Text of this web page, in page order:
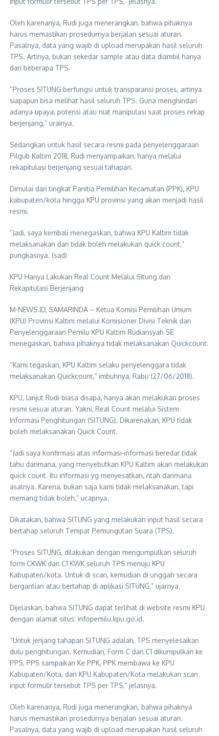
Oleh karenanya, Rudi juga menerangkan, bahwa pihaknya
harus memastikan prosedurnya berjalan sesuai aturan.
Pasalnya, data yang wajib di upload merupakan hasil seluruh
TPS. Artinya, bukan sekedar sample atau data diambil hanya
dari beberapa TPS.
“Proses SITUNG berfungsi untuk transparansi proses, artinya
siapapun bisa melihat hasil seluruh TPS. Guna menghindari
adanya upaya, potensi atau niat manipulasi saat proses rekap
berjenjang,” urainya.
Sedangkan untuk hasil secara resmi pada penyelenggaraan
Pilgub Kaltim 2018, Rudi menyampaikan, hanya melalui
rekapitulasi berjenjang sesuai tahapan.
Dimulai dari tingkat Panitia Pemilihan Kecamatan (PPK), KPU
kabupaten/kota hingga KPU provinsi yang akan menjadi hasil
resmi.
“Jadi, saya kembali menegaskan, bahwa KPU Kaltim tidak
melaksanakan dan tidak boleh melakukan quick count,”
pungkasnya. (sad)
KPU Hanya Lakukan Real Count Melalui Situng dan
Rekapitulasi Berjenjang
M-NEWS.ID, SAMARINDA – Ketua Komisi Pemilihan Umum
(KPU) Provinsi Kaltim melalui Komisioner Divisi Teknik dan
Penyelenggaraan Pemilu KPU Kaltim Rudiansyah SE
menegaskan, bahwa pihaknya tidak melaksanakan Quickcount.
“Kami tegaskan, KPU Kaltim selaku penyelenggara tidak
melaksanakan Quickcount,” imbuhnya, Rabu (27/06/2018).
KPU, lanjut Rudi-biasa disapa, hanya akan melakukan proses
resmi sesuai aturan. Yakni, Real Count melalui Sistem
Informasi Penghitungan (SITUNG). Dikarenakan, KPU tidak
boleh melaksanakan Quick Count.
“Jadi saya konfirmasi atas informasi-informasi beredar tidak
tahu darimana, yang menyebutkan KPU Kaltim akan melakukan
quick count. Itu informasi yg menyesatkan, ntah darimana
asalnya. Karena, bukan saja kami tidak melaksanakan, tapi
memang tidak boleh,” ucapnya.
Dikatakan, bahwa SITUNG yang melakukan input hasil secara
bertahap seluruh Tempat Pemungutan Suara (TPS).
“Proses SITUNG, dilakukan dengan mengumpulkan seluruh
form CKWK dan C1 KWK seluruh TPS menuju KPU
Kabupaten/kota. Untuk di scan, kemudian di unggah secara
bergantian atau bertahap di aplikasi SITUNG,” ujarnya.
Dijelaskan, bahwa SITUNG dapat terlihat di website resmi KPU
dengan alamat situs: infopemilu.kpu.go.id.
“Untuk jenjang tahapan SITUNG adalah, TPS menyelesaikan
dulu penghitungan. Kemudian, Form C dan C1 dikumpulkan ke
PPS, PPS sampaikan Ke PPK, PPK membawa ke KPU
Kabupaten/Kota, dan KPU Kabupaten/Kota melakukan scan
input formulir tersebut TPS per TPS,” jelasnya.
Oleh karenanya, Rudi juga menerangkan, bahwa pihaknya
harus memastikan prosedurnya berjalan sesuai aturan.
Pasalnya, data yang wajib di upload merupakan hasil seluruh